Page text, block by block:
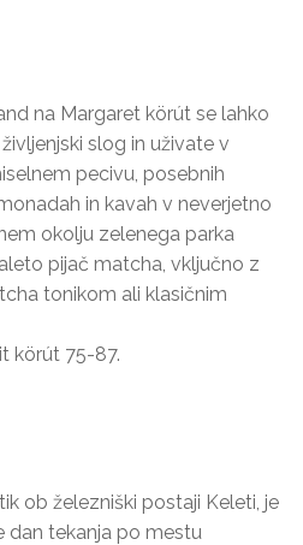
na Margaret körút se lahko
slog in uživate v
pecivu, posebnih
in kavah v neverjetno
okolju zelenega parka
pijač matcha, vključno z
tonikom ali klasičnim
körút 75-87.
ob železniški postaji Keleti, je
dan tekanja po mestu